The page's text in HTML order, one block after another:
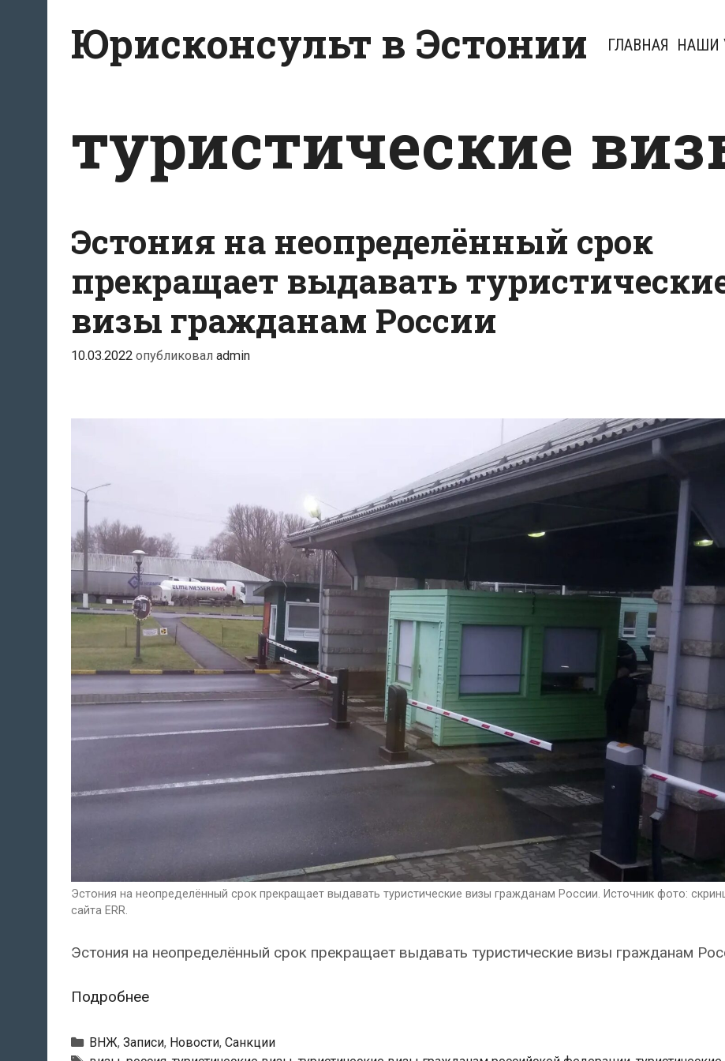
содержимому
Юрисконсульт в Эстонии ГЛАВНАЯ НАШИ
туристические
Эстония на неопределённый срок
прекращает выдавать
визы гражданам России
10.03.2022 опубликовал admin
Эстония на неопределённый срок прекращает выдавать туристические визы гражданам России. Источник фото:
сайта ERR.
Эстония на неопределённый срок прекращает выдавать туристические визы гражданам
ПодробнееЭстония
неопределённый
Рубрики
ВНЖ, Записи, Новости, Санкции